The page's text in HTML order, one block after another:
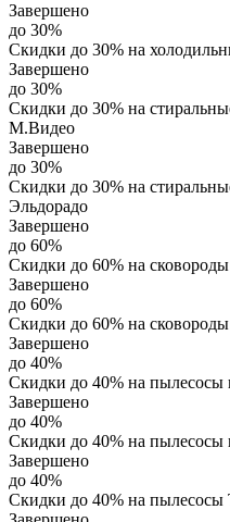
Завершено
до 30%
Скидки до 30% на
Завершено
до 30%
Скидки до 30% на
М.Видео
Завершено
до 30%
Скидки до 30% на
Эльдорадо
Завершено
до 60%
Скидки до 60% на
Завершено
до 60%
Скидки до 60% на
Завершено
до 40%
Скидки до 40% на
Завершено
до 40%
Скидки до 40% на пылесосы
Завершено
до 40%
Скидки до 40% на